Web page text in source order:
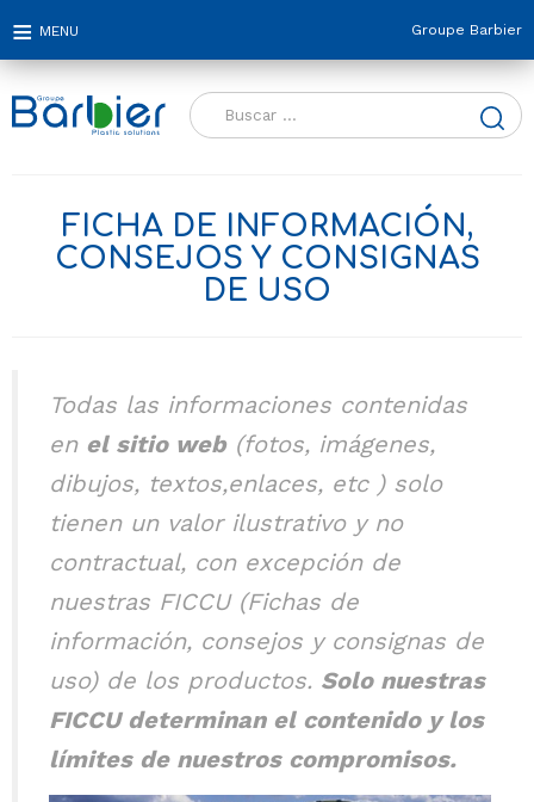
Groupe Barbier
Buscar:
FICHA DE INFORMACIÓN,
CONSEJOS Y CONSIGNAS
DE USO
Todas las informaciones contenidas
en el sitio web(fotos, imágenes,
dibujos, textos,enlaces, etc ) solo
tienen un valor ilustrativo y no
contractual, con excepción de
nuestras FICCU (Fichas de
información, consejos y consignas de
uso) de los productos. Solo nuestras
FICCU determinan el contenido y los
límites de nuestros compromisos.